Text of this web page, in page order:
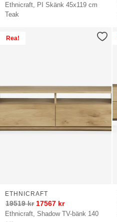
Ethnicraft, PI Skänk 45x119 cm
Teak
Rea!
Ethnicraft, Shadow TV-bänk 140
ETHNICRAFT
19519kr 17567 kr